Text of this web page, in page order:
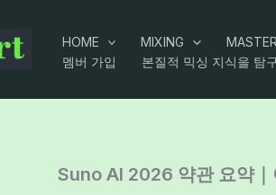
HOME MIXING
멤버 가입
본질적 믹싱 지식을 탐
Suno AI 2026 약관 요약